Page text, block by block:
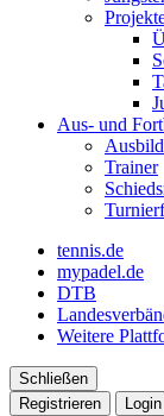
Aus- und
Trainer
tennis.de
mypadel.de
DTB
Weitere
Schließen
Registrieren
Login